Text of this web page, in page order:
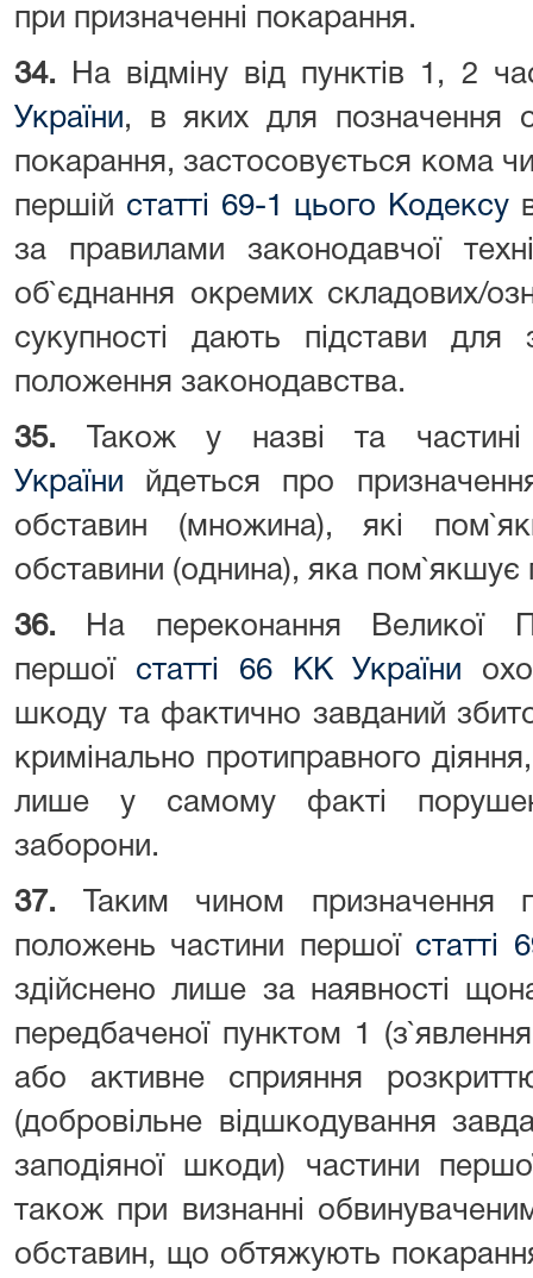
при призначенні покарання.
34.
На відміну від пунктів 1, 2
України, в яких для позначення
покарання, застосовується кома
першій статті 69-1 цього Кодексу
за правилами законодавчої
об`єднання окремих складових/
сукупності дають підстави для
положення законодавства.
35.
Також у назві та
України йдеться про
обставин (множина), які
обставини (однина), яка пом`якшує
36.
На переконання Великої
першої статті 66 КК України
шкоду та фактично завданий
кримінально протиправного
лише у самому факті
заборони.
37.
Таким чином призначення
положень частини першої статті
здійснено лише за наявності
передбаченої пунктом 1
або активне сприяння
(добровільне відшкодування
заподіяної шкоди) частини
також при визнанні
обставин, що обтяжують